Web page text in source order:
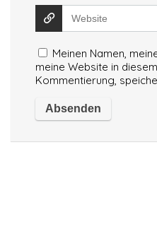
Meinen Namen,
meine Website in
Kommentierung,